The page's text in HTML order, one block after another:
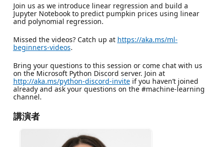
Join us as we introduce linear regression and build a
Jupyter Notebook to predict pumpkin prices using linear
and polynomial regression.
Missed the videos? Catch up at https://aka.ms/ml-
beginners-videos.
Bring your questions to this session or come chat with us
on the Microsoft Python Discord server. Join at
http://aka.ms/python-discord-inviteif you haven’t joined
already and ask your questions on the #machine-learning
channel.
講演者